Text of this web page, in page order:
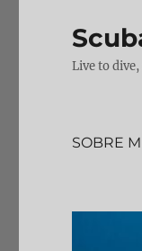
Live to
SOBRE